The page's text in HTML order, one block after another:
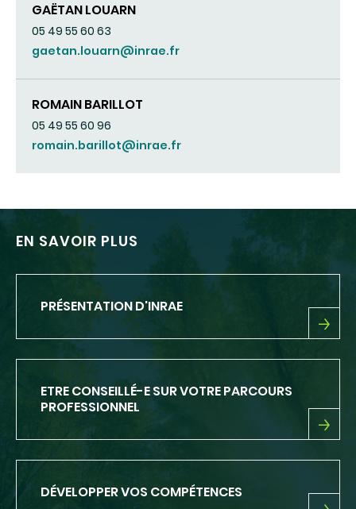
GAËTAN LOUARN
05 49 55 60 63
gaetan.louarn@inrae.fr
ROMAIN BARILLOT
05 49 55 60 96
romain.barillot@inrae.fr
EN SAVOIR PLUS
PRÉSENTATION D'INRAE
PRÉSENTATION
ETRE CONSEILLÉ-E SUR VOTRE PARCOURS
PROFESSIONNEL
ETRE
SUR
VOTRE
DÉVELOPPER VOS COMPÉTENCES